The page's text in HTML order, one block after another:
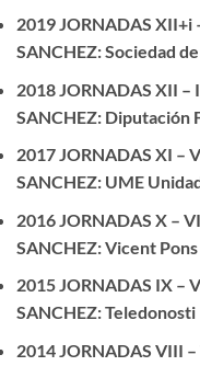
2019 JORNADAS XII+i
SANCHEZ: Sociedad
2018 JORNADAS XII –
SANCHEZ: Diputación
2017 JORNADAS XI –
SANCHEZ: UME
2016 JORNADAS X –
SANCHEZ: Vicent
2015 JORNADAS IX –
SANCHEZ: Teledonosti
2014 JORNADAS VIII